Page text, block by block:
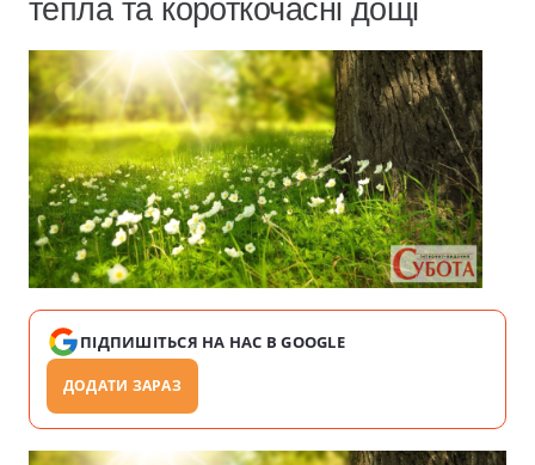
тепла та короткочасні дощі
ПІДПИШІТЬСЯ НА НАС В GOOGLE
ДОДАТИ ЗАРАЗ